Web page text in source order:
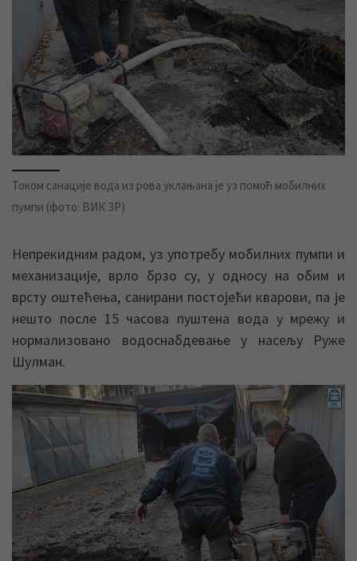
Током санације вода из рова уклањана је уз помоћ мобилних
пумпи (фото: ВИК ЗР)
Непрекидним радом, уз употребу мобилних пумпи и
механизације, врло брзо су, у односу на обим и
врсту оштећења, санирани постојећи кварови, па је
нешто после 15 часова пуштена вода у мрежу и
нормализовано водоснабдевање у насељу Руже
Шулман.